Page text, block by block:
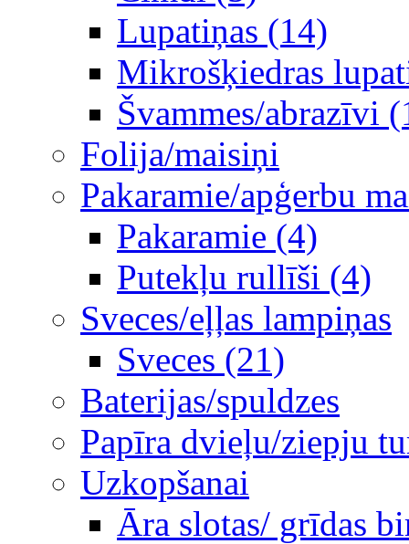
Lupatiņas (14)
Mikrošķiedras
Švammes/abrazīvi
Folija/maisiņi
Pakaramie/apģerbu
Pakaramie (4)
Putekļu rullīši (4)
Sveces/eļļas lampiņas
Sveces (21)
Baterijas/spuldzes
Papīra dvieļu/ziepju
Uzkopšanai
Āra slotas/ grīdas